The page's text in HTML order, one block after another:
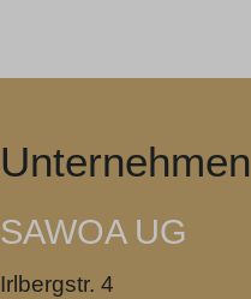
Unternehmen
SAWOA UG
Irlbergstr. 4